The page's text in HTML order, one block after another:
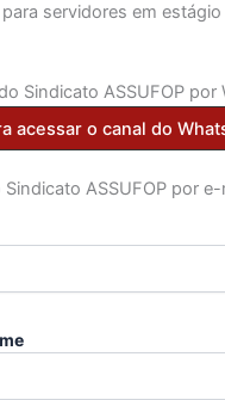
servidores em
Sindicato ASSUFOP por
acessar o canal do
ASSUFOP por e-